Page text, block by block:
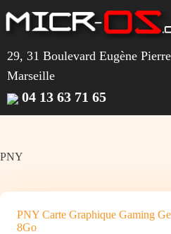
au
contenu
29, 31 Boulevard Eugène
Marseille
04 13 63 71 65
PNY
PNY Carte Graphique Gaming
8Go